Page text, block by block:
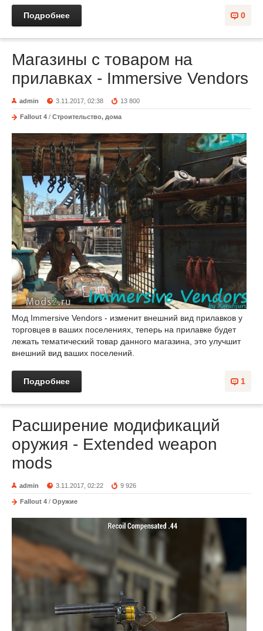
0
Подробнее
Магазины с товаром на
прилавках - Immersive Vendors
admin 3.11.2017, 02:38 13 800
Fallout 4 / Строительство, дома
Мод Immersive Vendors - изменит внешний вид прилавков у
торговцев в ваших поселениях, теперь на прилавке будет
лежать тематический товар данного магазина, это улучшит
внешний вид ваших поселений.
1
Подробнее
Расширение модификаций
оружия - Extended weapon
mods
admin 3.11.2017, 02:22 9 926
Fallout 4 / Оружие